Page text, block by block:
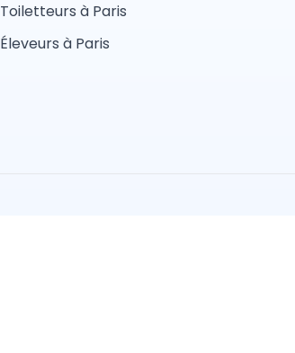
Toiletteurs à Paris
Éleveurs à Paris